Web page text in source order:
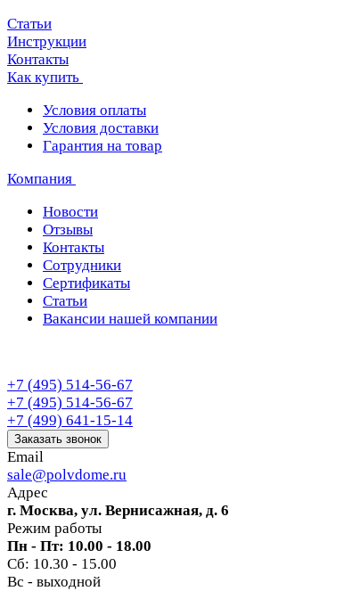
Статьи
Инструкции
Контакты
Как купить
Условия оплаты
Условия доставки
Гарантия на товар
Компания
Новости
Отзывы
Контакты
Сотрудники
Сертификаты
Статьи
Вакансии нашей компании
+7 (495) 514-56-67
+7 (495) 514-56-67
+7 (499) 641-15-14
Заказать звонок
Email
sale@polvdome.ru
Адрес
г. Москва, ул. Вернисажная, д. 6
Режим работы
Пн - Пт: 10.00 - 18.00
Сб: 10.30 - 15.00
Вс - выходной